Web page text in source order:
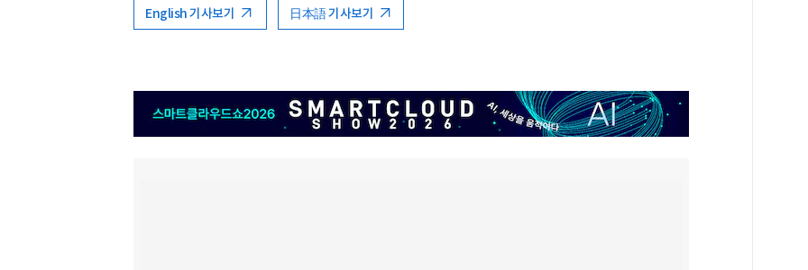
English 기사보기 日本語 기사보기